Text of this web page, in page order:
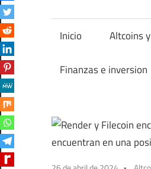
Inicio Altcoins
Finanzas e inversion